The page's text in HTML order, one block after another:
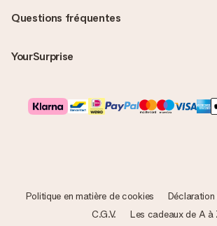
Questions fréquentes
YourSurprise
Politique en matière de cookies
C.G.V.
Les cadeaux de A à